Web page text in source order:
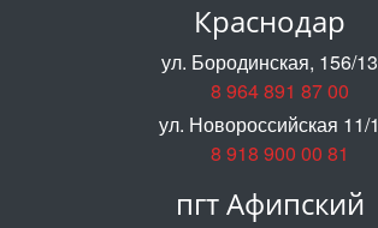
Краснодар
ул. Бородинская, 156/13
8 964 891 87 00
ул. Новороссийская 11/1
8 918 900 00 81
пгт Афипский